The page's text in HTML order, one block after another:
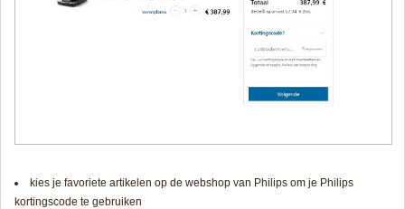
kies je favoriete artikelen op de webshop van Philips om je Philips
kortingscode te gebruiken